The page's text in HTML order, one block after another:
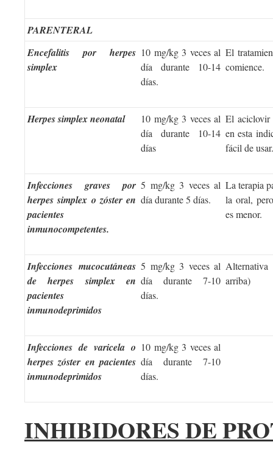
PARENTERAL
Encefalitis por herpes
simplex
10 mg/kg 3 veces al
día durante 10-14
días.
El
comience.
Herpes simplex neonatal
10 mg/kg 3 veces al
día durante 10-14
días
El aciclovir
en esta
fácil de usar.
Infecciones graves por
herpes simplex o zóster en
pacientes
inmunocompetentes.
5 mg/kg 3 veces al
día durante 5 días.
La terapia
la oral,
es menor.
Infecciones mucocutáneas
de herpes simplex en
pacientes
inmunodeprimidos
5 mg/kg 3 veces al
día durante 7-10
días.
arriba)
Infecciones de varicela o
herpes zóster en pacientes
inmunodeprimidos
10 mg/kg 3 veces al
día durante 7-10
días.
INHIBIDORES DE